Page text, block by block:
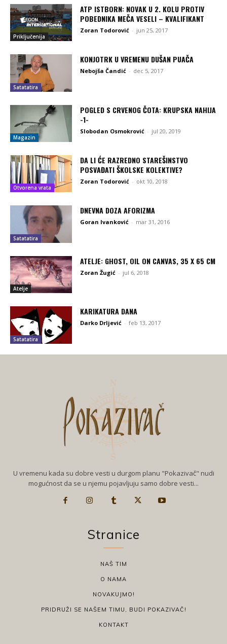
Priključenija
ATP ISTBORN: NOVAK U 2. KOLU PROTIV
POBEDNIKA MEČA VESELI – KVALIFIKANT
Zoran Todorović - jun 25, 2017
Satatatira
KONJOTRK U VREMENU DUŠAN PUAČA
Nebojša Čandić - dec 5, 2017
Magazin
POGLED S CRVENOG ČOTA: KRUPSKA NAHIJA
-1-
Slobodan Osmokrović - jul 20, 2019
Otvorena vrata
DA LI ĆE RAZREDNO STAREŠINSTVO
POSVAĐATI ŠKOLSKE KOLEKTIVE?
Zoran Todorović - okt 10, 2018
Satatatira
DNEVNA DOZA AFORIZMA
Goran Ivanković - mar 31, 2016
Atelje
ATELJE: GHOST, OIL ON CANVAS, 35 X 65 CM
Zoran Žugić - jul 6, 2018
Satatatira
KARIKATURA DANA
Darko Drljević - feb 13, 2017
U vremenu kada su dobre vesti u durgom planu "Pokazivač" nudi
mogućnost da se u njemu pojavljuju samo dobre vesti...
Stranice
NAŠ TIM
O NAMA
NOVAKUJMO!
PRIDRUŽI SE NAŠEM TIMU, BUDI POKAZIVAČ!
KONTAKT